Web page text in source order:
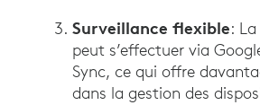
Surveillance flexible:
peut s’effectuer via
Sync, ce qui offre
dans la gestion des